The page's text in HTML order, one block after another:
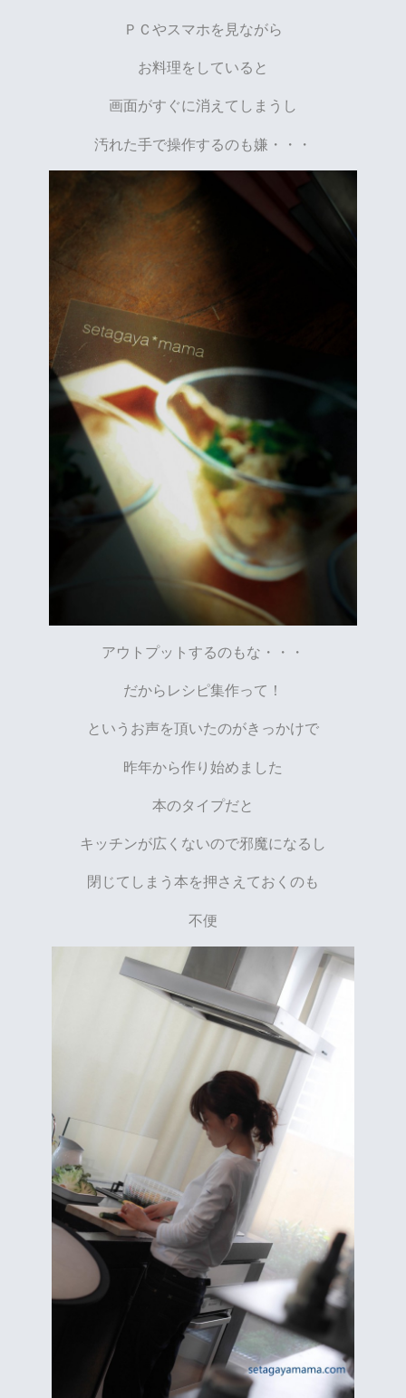
ＰＣやスマホを見ながら
お料理をしていると
画面がすぐに消えてしまうし
汚れた手で操作するのも嫌・・・
アウトプットするのもな・・・
だからレシピ集作って！
というお声を頂いたのがきっかけで
昨年から作り始めました
本のタイプだと
キッチンが広くないので邪魔になるし
閉じてしまう本を押さえておくのも
不便